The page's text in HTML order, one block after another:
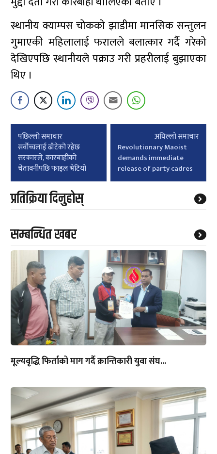
स्थानीय क्याम्पस चोकको झाडीमा मानसिक सन्तुलन
गुमाएकी महिलालाई फरालले बलात्कार गर्दै गरेको
देखिएपछि स्थानीयले पक्राउ गरी प्रहरीलाई बुझाएका
थिए ।
Post
navigation
पछिल्लाे समाचार
सर्वोच्चलाई ढाँटेको रहेछ
सरकारले, कारबाहीको
चेतावनीपछि फाइल भेटियो
अघिल्लाे समाचार
Revolutionary Maoist
demands immediate
release of party cadres
प्रतिक्रिया दिनुहोस्
सम्बन्धित खबर
मूल्यवृद्धि फिर्ताको माग गर्दै क्रान्तिकारी युवा संघ...